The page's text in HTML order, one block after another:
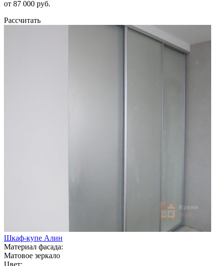
от 87 000 руб.
Рассчитать
Шкаф-купе Алин
Материал фасада:
Матовое зеркало
Цвет: